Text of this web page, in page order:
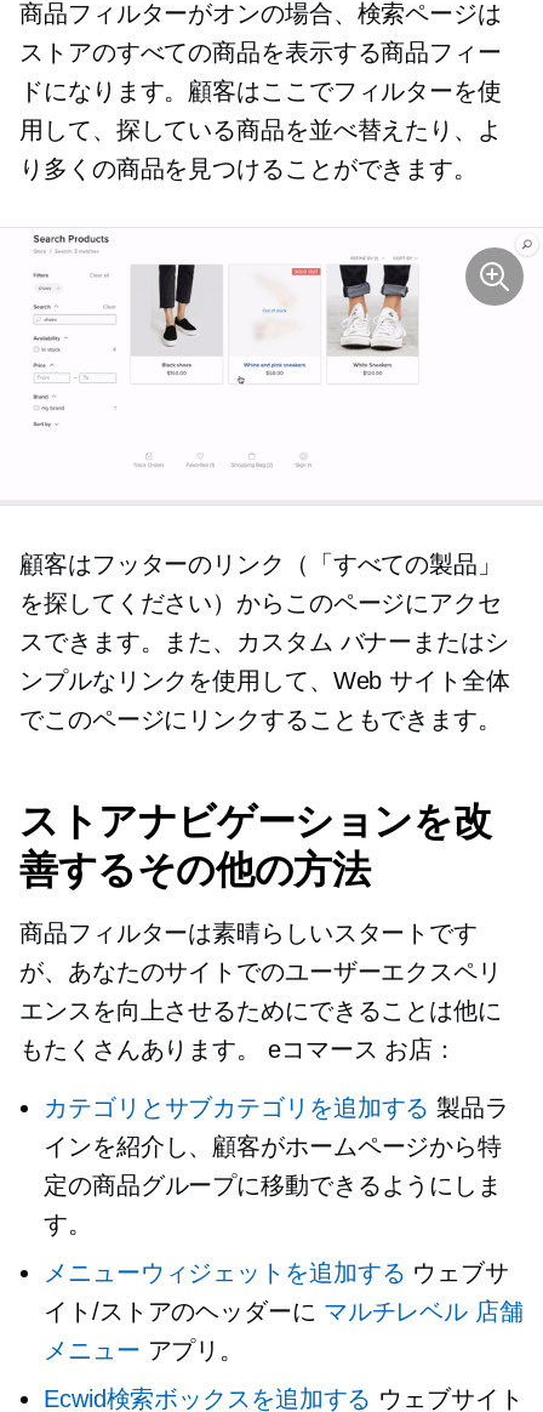
商品フィルターがオンの場合、検索ページは
ストアのすべての商品を表示する商品フィー
ドになります。顧客はここでフィルターを使
用して、探している商品を並べ替えたり、よ
り多くの商品を見つけることができます。
顧客はフッターのリンク（「すべての製品」
を探してください）からこのページにアクセ
スできます。また、カスタム バナーまたはシ
ンプルなリンクを使用して、Web サイト全体
でこのページにリンクすることもできます。
ストアナビゲーションを改
善するその他の方法
商品フィルターは素晴らしいスタートです
が、あなたのサイトでのユーザーエクスペリ
エンスを向上させるためにできることは他に
もたくさんあります。 eコマース お店：
カテゴリとサブカテゴリを追加する 製品ラ
インを紹介し、顧客がホームページから特
定の商品グループに移動できるようにしま
す。
メニューウィジェットを追加する ウェブサ
イト/ストアのヘッダーに マルチレベル 店舗
メニュー アプリ。
Ecwid検索ボックスを追加する ウェブサイト